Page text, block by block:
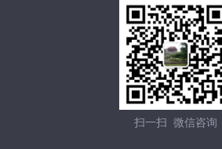
扫一扫 微信咨询